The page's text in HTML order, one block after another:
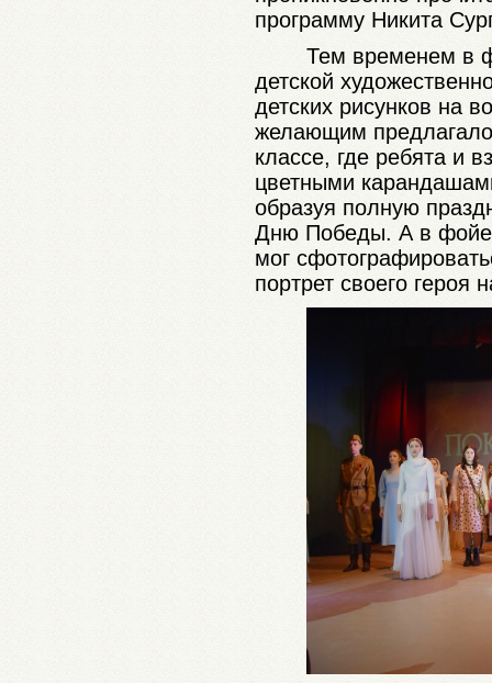
программу Никита
Тем временем в
детской
детских рисунков на
желающим
классе, где ребята и
цветными
образуя полную
Дню Победы. А в фойе
мог
портрет своего героя